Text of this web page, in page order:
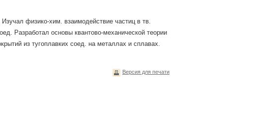
физико-хим. взаимодействие частиц в тв.
Разработал основы квантово-механической теории
из тугоплавких соед. на металлах и сплавах.
Версия для печати